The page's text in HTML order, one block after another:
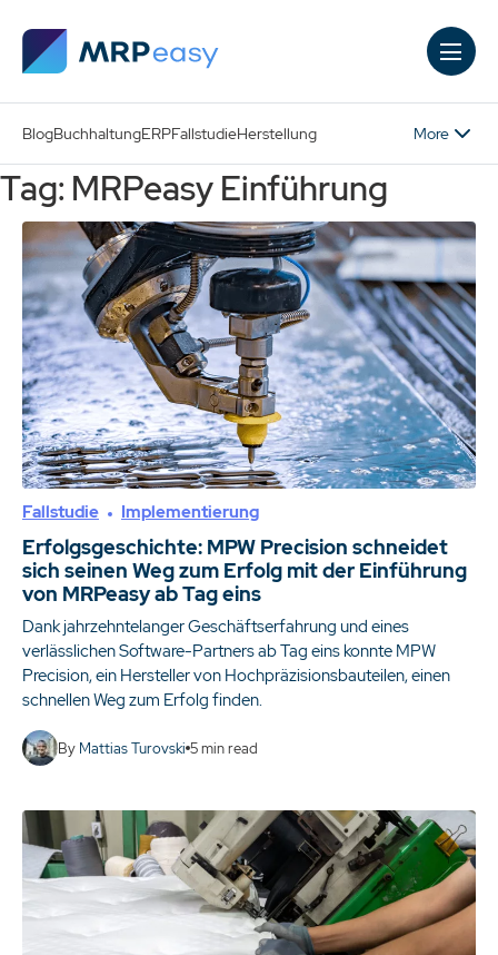
BlogBuchhaltungERPFallstudieHerstellung More
Tag: MRPeasy Einführung
Fallstudie Implementierung
Erfolgsgeschichte: MPW Precision schneidet
sich seinen Weg zum Erfolg mit der Einführung
von MRPeasy ab Tag eins
Dank jahrzehntelanger Geschäftserfahrung und eines
verlässlichen Software-Partners ab Tag eins konnte MPW
Precision, ein Hersteller von Hochpräzisionsbauteilen, einen
schnellen Weg zum Erfolg finden.
By Mattias Turovski 5min read